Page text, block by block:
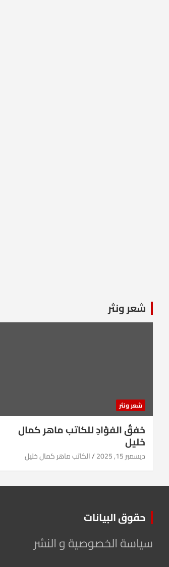
شعر ونثر
شعر ونثر
خفقُ الفؤادِ للكاتب ماهر كمال
خليل
ديسمبر 15, 2025 الكاتب ماهر كمال خليل
حقوق البيانات
سياسة الخصوصية و النشر